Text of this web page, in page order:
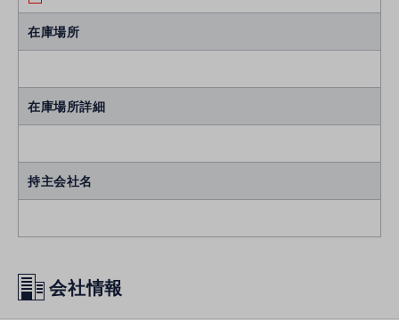
在庫場所
在庫場所詳細
持主会社名
会社情報